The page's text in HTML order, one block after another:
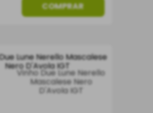
COMPRAR
Vinho Due Lune Nerello
Mascalese Nero
D'Avola IGT